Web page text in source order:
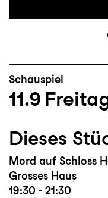
Schauspiel
11.9
Dieses
Mord auf Schloss
Grosses Haus
19:30 - 21:30